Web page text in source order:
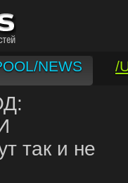
NEWS
/
так и не